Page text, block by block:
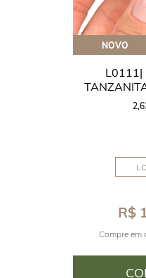
NOVO
L0111|
R$
Compre em